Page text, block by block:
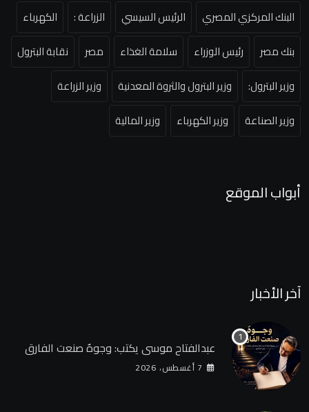
البنك المركزي المصري الرئيس السيسي الزراعة :
الكهرباء
بنك مصر
رئيس الوزراء سلامة الغذاء مصر
نقابة البترول
وزير البترول:
وزير البترول والثروة المعدنية
وزير الزراعة
وزير الصناعة
وزير الكهرباء وزير المالية
أبواب الموقع
آخر الأخبار
عبدالفتاح موسى يكتب: وجوهٌ صنعت الفارق
7 أغسطس، 2026